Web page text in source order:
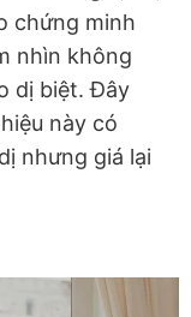
chứng minh
nhìn không
dị biệt. Đây
này có
nhưng giá lại